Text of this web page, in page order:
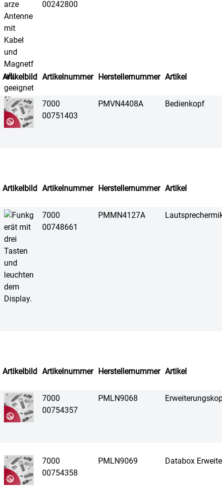
00242800
Artikelbild Artikelnummer Herstellernummer Artikel
7000
00751403
PMVN4408A Bedienkopf
Artikelbild Artikelnummer Herstellernummer Artikel
7000
00748661
PMMN4127A
Artikelbild Artikelnummer Herstellernummer Artikel
7000
00754357
PMLN9068
7000
00754358
PMLN9069 Databox